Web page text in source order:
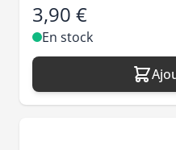
3,90 €
En stock